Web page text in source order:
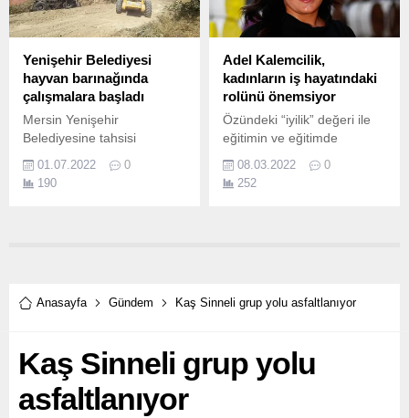
durumda olan insanlar
kadar hayvanların da
yanında.
Yenişehir Belediyesi
hayvan barınağında
çalışmalara başladı
Mersin Yenişehir
Belediyesine tahsisi
Üniversitesi Çiftlikköy
Kampüsü’nde bulunan
01.07.2022
0
190
Adel Kalemcilik,
kadınların iş hayatındaki
rolünü önemsiyor
Özündeki “iyilik” değeri ile
eğitimin ve eğitimde
destekçisi olan Adel
Kalemcilik, kadınların iş
08.03.2022
0
252
Anasayfa Gündem Kaş Sinneli grup yolu asfaltlanıyor
Kaş Sinneli grup yolu
asfaltlanıyor